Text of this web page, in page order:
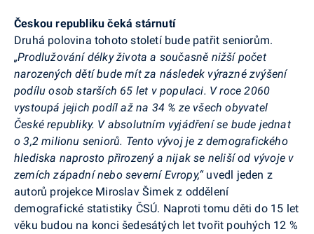
Českou republiku čeká stárnutí
Druhá polovina tohoto století bude patřit seniorům.
„Prodlužování délky života a současně nižší počet
narozených dětí bude mít za následek výrazné zvýšení
podílu osob starších 65 let v populaci. V roce 2060
vystoupá jejich podíl až na 34 % ze všech obyvatel
České republiky. V absolutním vyjádření se bude jednat
o 3,2 milionu seniorů. Tento vývoj je z demografického
hlediska naprosto přirozený a nijak se neliší od vývoje v
zemích západní nebo severní Evropy,“uvedl jeden z
autorů projekce Miroslav Šimek z oddělení
demografické statistiky ČSÚ. Naproti tomu děti do 15 let
věku budou na konci šedesátých let tvořit pouhých 12 %